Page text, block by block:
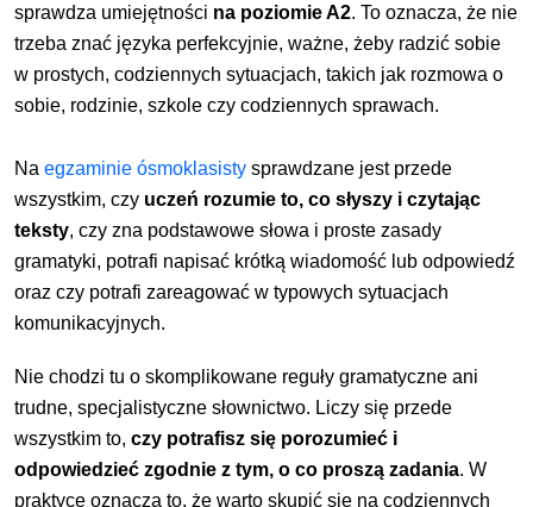
sprawdza umiejętności na poziomie A2. To oznacza, że nie
trzeba znać języka perfekcyjnie, ważne, żeby radzić sobie
w prostych, codziennych sytuacjach, takich jak rozmowa o
sobie, rodzinie, szkole czy codziennych sprawach.
Naegzaminie ósmoklasisty sprawdzane jest przede
wszystkim, czy uczeń rozumie to, co słyszy i czytając
teksty, czy zna podstawowe słowa i proste zasady
gramatyki, potrafi napisać krótką wiadomość lub odpowiedź
oraz czy potrafi zareagować w typowych sytuacjach
komunikacyjnych.
Nie chodzi tu o skomplikowane reguły gramatyczne ani
trudne, specjalistyczne słownictwo. Liczy się przede
wszystkim to,czy potrafisz się porozumieć i
odpowiedzieć zgodnie z tym, o co proszą zadania. W
praktyce oznacza to, że warto skupić się na codziennych